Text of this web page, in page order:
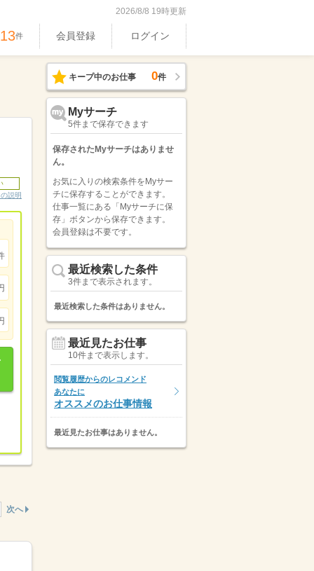
2026/8/8 19時更新
件 会員登録 ログイン
説明
次へ
キープ中のお仕事 0件
Myサーチ
5件まで保存できます
保存されたMyサーチはありませ
ん。
お気に入りの検索条件をMyサー
チに保存することができます。
仕事一覧にある「Myサーチに保
存」ボタンから保存できます。
会員登録は不要です。
最近検索した条件
3件まで表示されます。
最近検索した条件はありません。
最近見たお仕事
10件まで表示します。
閲覧履歴からのレコメンド
あなたに
オススメのお仕事情報
最近見たお仕事はありません。